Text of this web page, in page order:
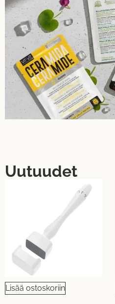
Uutuudet
Lisää ostoskoriin